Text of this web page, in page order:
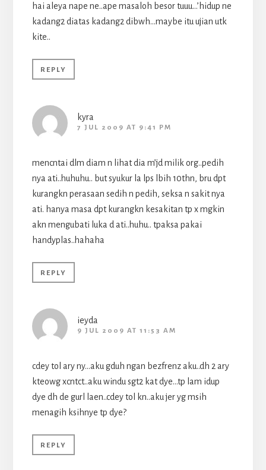
hai aleya nape ne..ape masaloh besor tuuu…’hidup ne
kadang2 diatas kadang2 dibwh…maybe itu ujian utk
kite..
REPLY
kyra
7 JUL 2009 AT 9:41 PM
mencntai dlm diam n lihat dia m’jd milik org..pedih
nya ati..huhuhu.. but syukur la lps lbih 10thn, bru dpt
kurangkn perasaan sedih n pedih, seksa n sakit nya
ati. hanya masa dpt kurangkn kesakitan tp x mgkin
akn mengubati luka d ati..huhu.. tpaksa pakai
handyplas..hahaha
REPLY
ieyda
9 JUL 2009 AT 11:53 AM
cdey tol ary ny…aku gduh ngan bezfrenz aku..dh 2 ary
kteowg xcntct..aku windu sgt2 kat dye…tp lam idup
dye dh de gurl laen..cdey tol kn..aku jer yg msih
menagih ksihnye tp dye?
REPLY